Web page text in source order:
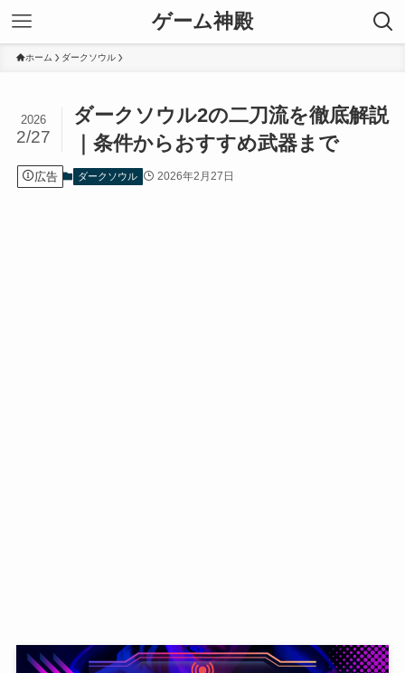
ゲーム神殿
ホーム ダークソウル
ダークソウル2の二刀流を徹底解説
｜条件からおすすめ武器まで
2026
2/27
広告 ダークソウル 2026年2月27日